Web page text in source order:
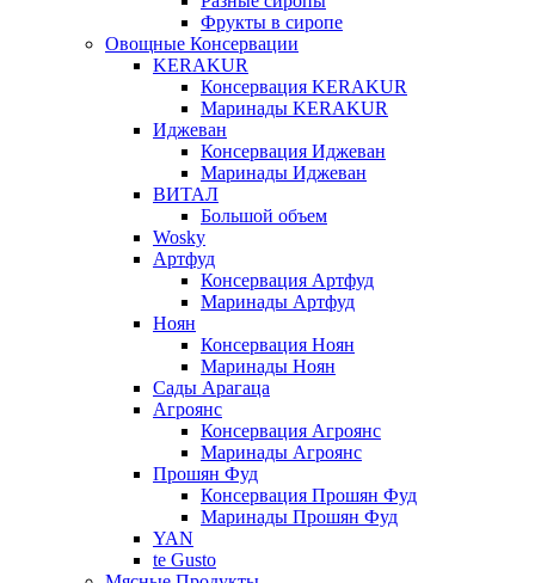
Фрукты в сиропе
Овощные Консервации
KERAKUR
Консервация KERAKUR
Маринады KERAKUR
Иджеван
Консервация Иджеван
Маринады Иджеван
ВИТАЛ
Большой объем
Wosky
Артфуд
Консервация Артфуд
Маринады Артфуд
Ноян
Консервация Ноян
Маринады Ноян
Сады Арагаца
Агроянс
Консервация Агроянс
Маринады Агроянс
Прошян Фуд
Консервация Прошян Фуд
Маринады Прошян Фуд
YAN
te Gusto